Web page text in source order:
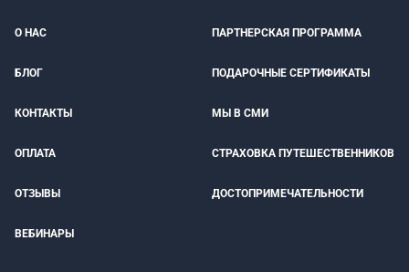
О НАС ПАРТНЕРСКАЯ ПРОГРАММА
БЛОГ ПОДАРОЧНЫЕ СЕРТИФИКАТЫ
КОНТАКТЫ МЫ В СМИ
ОПЛАТА СТРАХОВКА ПУТЕШЕСТВЕННИКОВ
ОТЗЫВЫ ДОСТОПРИМЕЧАТЕЛЬНОСТИ
ВЕБИНАРЫ